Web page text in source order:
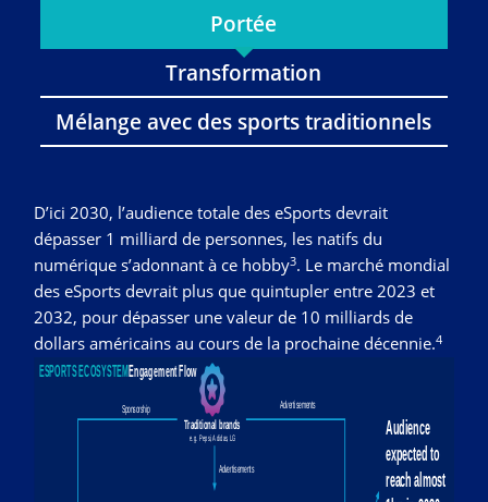
Portée
Transformation
Mélange avec des sports traditionnels
D’ici 2030, l’audience totale des eSports devrait
dépasser 1 milliard de personnes, les natifs du
numérique s’adonnant à ce hobby3. Le marché mondial
des eSports devrait plus que quintupler entre 2023 et
2032, pour dépasser une valeur de 10 milliards de
dollars américains au cours de la prochaine décennie.4